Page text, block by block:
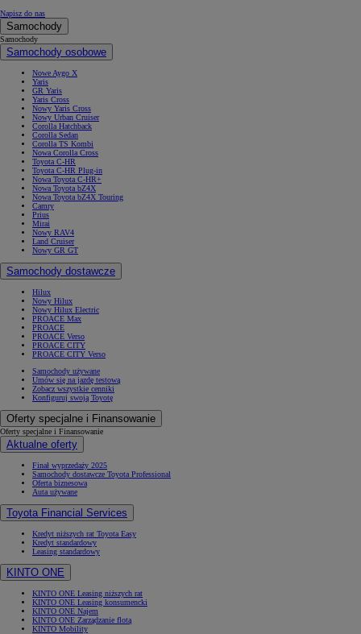
Napisz do nas
Samochody
Samochody
Samochody osobowe
Nowe Aygo X
Yaris
GR Yaris
Yaris Cross
Nowy Yaris Cross
Nowy Urban Cruiser
Corolla Hatchback
Corolla Sedan
Corolla TS Kombi
Nowa Corolla Cross
Toyota C-HR
Toyota C-HR Plug-in
Nowa Toyota C-HR+
Nowa Toyota bZ4X
Nowa Toyota bZ4X Touring
Camry
Prius
Mirai
Nowy RAV4
Land Cruiser
Nowy GR GT
Samochody dostawcze
Hilux
Nowy Hilux
Nowy Hilux Electric
PROACE Max
PROACE
PROACE Verso
PROACE CITY
PROACE CITY Verso
Samochody używane
Umów się na jazdę testową
Zobacz wszystkie cenniki
Konfiguruj swoją Toyotę
Oferty specjalne i Finansowanie
Oferty specjalne i Finansowanie
Aktualne oferty
Finał wyprzedaży 2025
Samochody dostawcze Toyota Professional
Oferta biznesowa
Auta używane
Toyota Financial Services
Kredyt niższych rat Toyota Easy
Kredyt standardowy
Leasing standardowy
KINTO ONE
KINTO ONE Leasing niższych rat
KINTO ONE Leasing konsumencki
KINTO ONE Najem
KINTO ONE Zarządzanie flotą
KINTO Mobility